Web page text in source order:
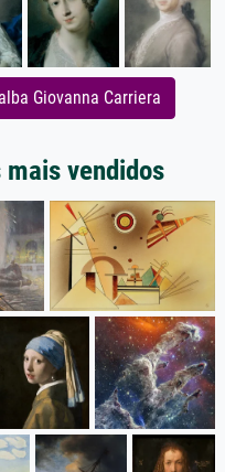
Giovanna Carriera
vendidos